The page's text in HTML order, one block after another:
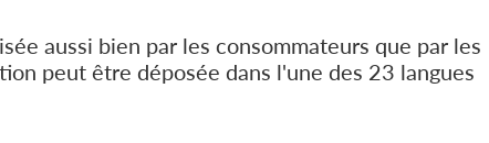
aussi bien par les consommateurs que par les
peut être déposée dans l'une des 23 langues